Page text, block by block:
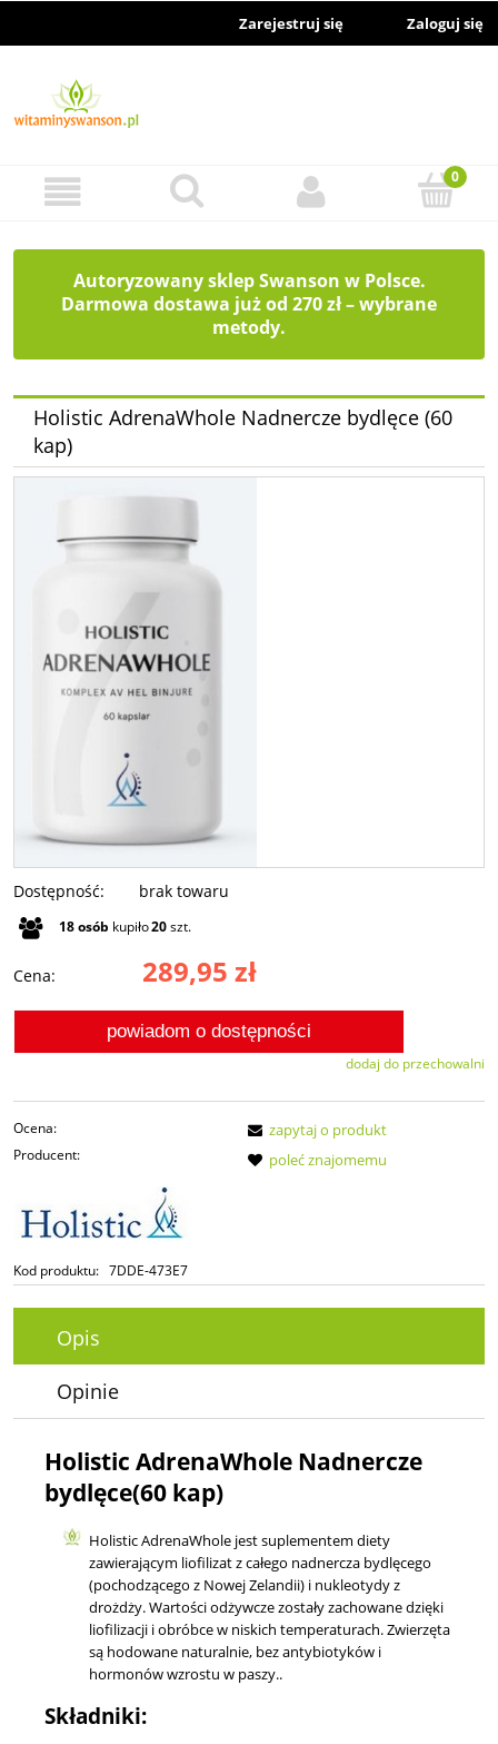
Zarejestruj się Zaloguj się
Autoryzowany sklep Swanson w Polsce.
Darmowa dostawa już od 270 zł – wybrane
metody.
Holistic AdrenaWhole Nadnercze bydlęce (60
kap)
Dostępność: brak towaru
18osób kupiło20szt.
Cena: 289,95 zł
powiadom o dostępności
dodaj do przechowalni
Ocena:
Producent:
Kod produktu: 7DDE-473E7
zapytaj o produkt
poleć znajomemu
Opis
Opinie
Holistic AdrenaWhole Nadnercze
bydlęce(60 kap)
Holistic AdrenaWhole jest suplementem diety
zawierającym liofilizat z całego nadnercza bydlęcego
(pochodzącego z Nowej Zelandii) i nukleotydy z
drożdży. Wartości odżywcze zostały zachowane dzięki
liofilizacji i obróbce w niskich temperaturach. Zwierzęta
są hodowane naturalnie, bez antybiotyków i
hormonów wzrostu w paszy..
Składniki: